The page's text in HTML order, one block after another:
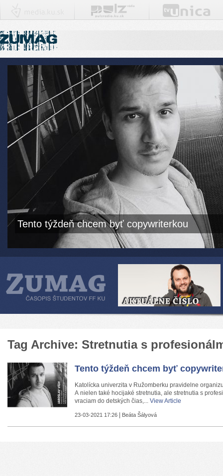
Tento týždeň chcem byť copywriterkou
Tag Archive: Stretnutia s
Tento týždeň chcem byť
Katolícka univerzita v Ružomberku pravidelne
A nielen také hocijaké stretnutia, ale stretnutia s
vraciam do detských čias,... View Article
23-03-2021 17:26 Beáta Šályová